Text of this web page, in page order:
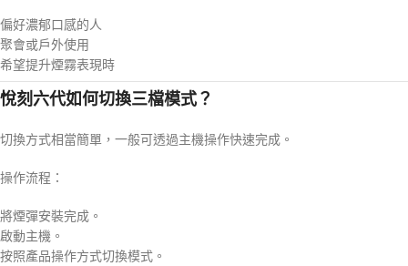
偏好濃郁口感的人
聚會或戶外使用
希望提升煙霧表現時
悅刻六代如何切換三檔模式？
切換方式相當簡單，一般可透過主機操作快速完成。
操作流程：
將煙彈安裝完成。
啟動主機。
按照產品操作方式切換模式。